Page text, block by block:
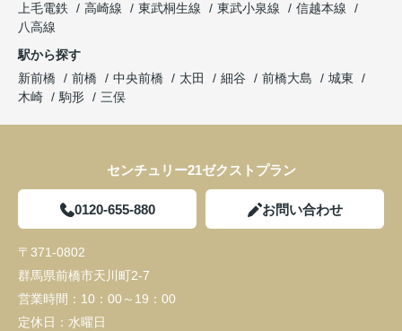
上毛電鉄
高崎線 東武桐生線 東武小泉線
信越本線
八高線
駅から探す
新前橋
前橋 中央前橋 太田 細谷 前橋大島
城東
木崎
駒形 三俣
センチュリー21ゼクストプラン
0120-655-880 お問い合わせ
〒371-0802
群馬県前橋市天川町2-7
営業時間： 10：00～19：00
定休日： 水曜日